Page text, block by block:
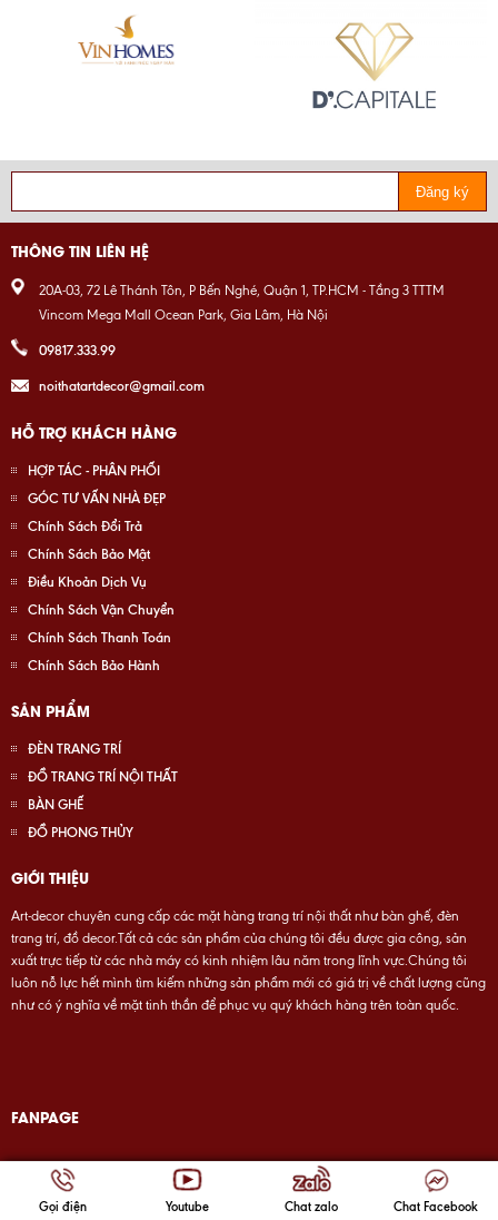
Đăng ký
THÔNG TIN LIÊN HỆ
20A-03, 72 Lê Thánh Tôn, P Bến Nghé, Quận 1, TP.HCM - Tầng 3 TTTM
Vincom Mega Mall Ocean Park, Gia Lâm, Hà Nội
09817.333.99
noithatartdecor@gmail.com
HỖ TRỢ KHÁCH HÀNG
HỢP TÁC - PHÂN PHỐI
GÓC TƯ VẤN NHÀ ĐẸP
Chính Sách Đổi Trả
Chính Sách Bảo Mật
Điều Khoản Dịch Vụ
Chính Sách Vận Chuyển
Chính Sách Thanh Toán
Chính Sách Bảo Hành
SẢN PHẨM
ĐÈN TRANG TRÍ
ĐỒ TRANG TRÍ NỘI THẤT
BÀN GHẾ
ĐỒ PHONG THỦY
GIỚI THIỆU
Art-decor chuyên cung cấp các mặt hàng trang trí nội thất như bàn ghế, đèn
trang trí, đồ decor.Tất cả các sản phẩm của chúng tôi đều được gia công, sản
xuất trực tiếp từ các nhà máy có kinh nhiệm lâu năm trong lĩnh vực.Chúng tôi
luôn nỗ lực hết mình tìm kiếm những sản phẩm mới có giá trị về chất lượng cũng
như có ý nghĩa về mặt tinh thần để phục vụ quý khách hàng trên toàn quốc.
FANPAGE
Glee. All rights reserved | Design by artdecor
Gọi điện Youtube Chat zalo Chat Facebook